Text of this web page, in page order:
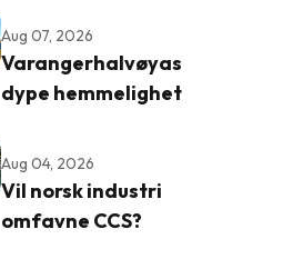
Aug 07, 2026
Varangerhalvøyas
dype hemmelighet
Aug 04, 2026
Vil norsk industri
omfavne CCS?